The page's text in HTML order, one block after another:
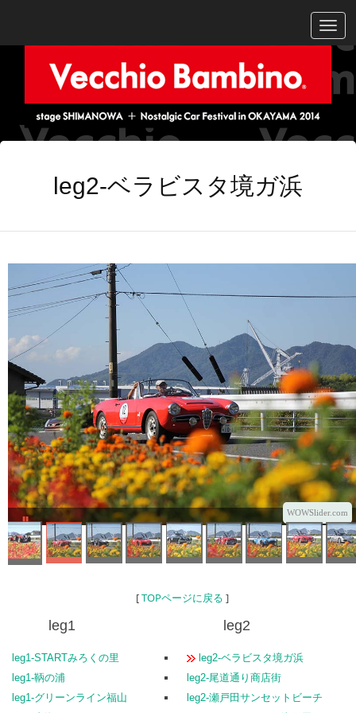
leg2-ベラビスタ境ガ浜
WOWSlider.com
[TOPページに戻る ]
leg1
leg1-STARTみろくの里
leg1-鞆の浦
leg1-グリーンライン福山
leg2
leg2-ベラビスタ境ガ浜
leg2-尾道通り商店街
leg2-瀬戸田サンセットビーチ